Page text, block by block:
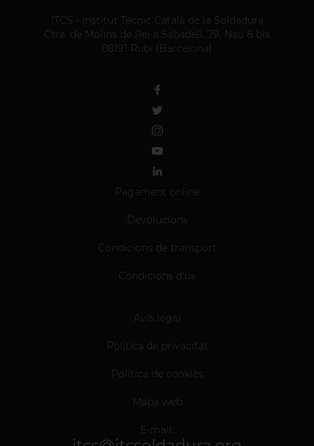
ITCS - Institut Tècnic Català de la Soldadura
Ctra. de Molins de Rei a Sabadell, 79, Nau 8 bis
08191 Rubí (Barcelona)
Pagament online
Devolucions
Condicions de transport
Condicions d'ús
Avís legal
Política de privacitat
Política de cookies
Mapa web
E-mail: